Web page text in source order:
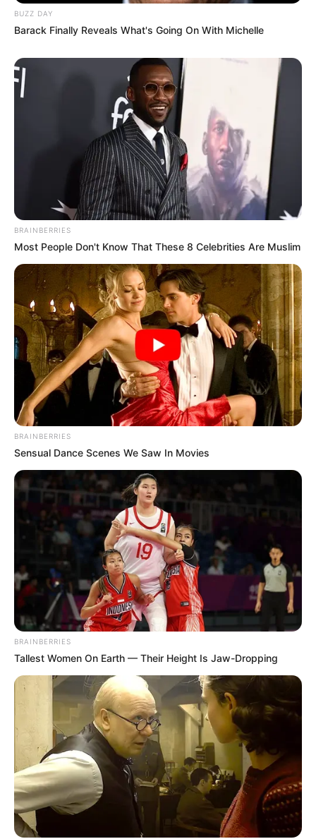
BUZZ DAY
Barack Finally Reveals What's Going On With Michelle
BRAINBERRIES
Most People Don't Know That These 8 Celebrities Are Muslim
BRAINBERRIES
Sensual Dance Scenes We Saw In Movies
BRAINBERRIES
Tallest Women On Earth — Their Height Is Jaw-Dropping